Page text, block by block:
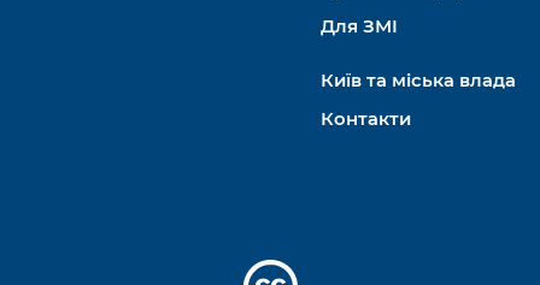
Для ЗМІ
Київ та міська влада
Контакти